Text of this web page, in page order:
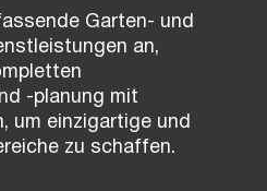
Garten- und
an,
-planung mit
um einzigartige und
zu schaffen.